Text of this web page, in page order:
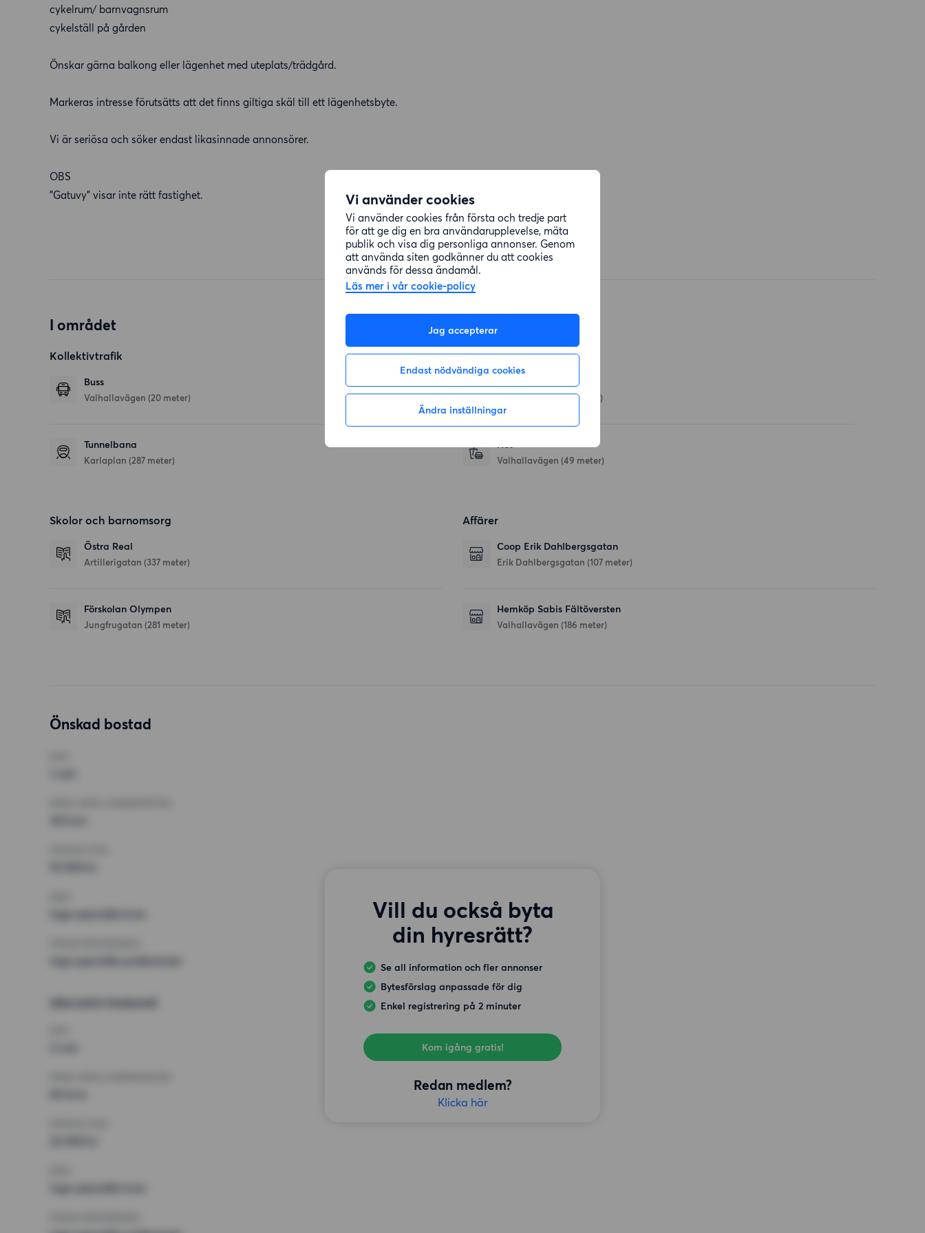
Vi använder cookies
Vi använder cookies från första och tredje part
för att ge dig en bra användarupplevelse, mäta
publik och visa dig personliga annonser. Genom
att använda siten godkänner du att cookies
används för dessa ändamål.
Läs mer i vår cookie-policy
Jag accepterar
Endast nödvändiga cookies
Ändra inställningar
cykelrum/ barnvagnsrum
cykelställ på gården
Önskar gärna balkong eller lägenhet med uteplats/trädgård.
Markeras intresse förutsätts att det finns giltiga skäl till ett lägenhetsbyte.
Vi är seriösa och söker endast likasinnade annonsörer.
OBS
"Gatuvy" visar inte rätt fastighet.
I området
Kollektivtrafik
Buss
Valhallavägen (20 meter)
Tunnelbana
Karlaplan (287 meter)
Restauranger
Valhallavägen(32 meter)
Hot
Valhallavägen (49 meter)
Skolor och barnomsorg
Östra Real
Artillerigatan (337 meter)
Förskolan Olympen
Jungfrugatan (281 meter)
Affärer
Coop Erik Dahlbergsgatan
Erik Dahlbergsgatan (107 meter)
Hemköp Sabis Fältöversten
Valhallavägen (186 meter)
Önskad bostad
Vill du också byta
din hyresrätt?
Se all information och fler annonser
Bytesförslag anpassade för dig
Enkel registrering på 2 minuter
Kom igång gratis!
Redan medlem?
Klicka här